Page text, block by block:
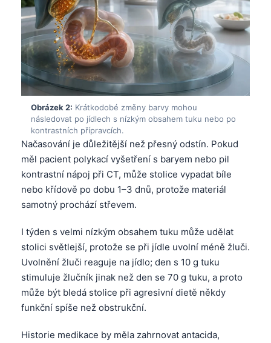
Obrázek 2: Krátkodobé změny barvy mohou
následovat po jídlech s nízkým obsahem tuku nebo po
kontrastních přípravcích.
Načasování je důležitější než přesný odstín. Pokud
měl pacient polykací vyšetření s baryem nebo pil
kontrastní nápoj při CT, může stolice vypadat bíle
nebo křídově po dobu 1–3 dnů, protože materiál
samotný prochází střevem.
I týden s velmi nízkým obsahem tuku může udělat
stolici světlejší, protože se při jídle uvolní méně žluči.
Uvolnění žluči reaguje na jídlo; den s 10 g tuku
stimuluje žlučník jinak než den se 70 g tuku, a proto
může být bledá stolice při agresivní dietě někdy
funkční spíše než obstrukční.
Historie medikace by měla zahrnovat antacida,